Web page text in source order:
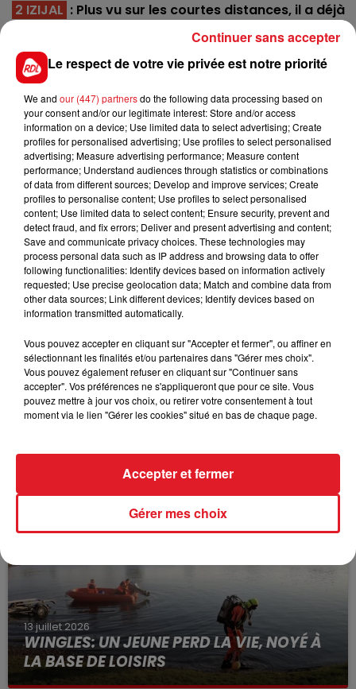
2 IZIJAL : Plus vu sur les courtes distances, il a déjà
bien couru sur 2700m. Avec un bon parcours, il peut
refaire parler de lui
4 ICARE DUNGY :
Il n'a pas d'experience sur ce
tracé, mais sa régularité peut faire la différence
pour la 4/5éme place.
***** En direct des pistes ****
FILS D'ACTUS
Selon les premiers éléments, le logement servait
à des prostituées
13 juillet 2026
WINGLES: UN JEUNE PERD LA VIE, NOYÉ À
LA BASE DE LOISIRS
La victime a coulé à pic
Le respect de votre vie privée est notre priorité
We and our (447) partnersdo the following data processing based on
your consent and/or our legitimate interest: Store and/or access
information on a device; Use limited data to select advertising; Create
profiles for personalised advertising; Use profiles to select personalised
advertising; Measure advertising performance; Measure content
performance; Understand audiences through statistics or combinations
of data from different sources; Develop and improve services; Create
profiles to personalise content; Use profiles to select personalised
content; Use limited data to select content; Ensure security, prevent and
detect fraud, and fix errors; Deliver and present advertising and content;
Save and communicate privacy choices. These technologies may
process personal data such as IP address and browsing data to offer
following functionalities: Identify devices based on information actively
requested; Use precise geolocation data; Match and combine data from
other data sources; Link different devices; Identify devices based on
information transmitted automatically.
Vous pouvez accepter en cliquant sur "Accepter et fermer", ou affiner en
sélectionnant les finalités et/ou partenaires dans "Gérer mes choix".
Vous pouvez également refuser en cliquant sur "Continuer sans
accepter". Vos préférences ne s'appliqueront que pour ce site. Vous
pouvez mettre à jour vos choix, ou retirer votre consentement à tout
moment via le lien "Gérer les cookies" situé en bas de chaque page.
Gérer mes choix
Accepter et fermer
Continuer sans accepter